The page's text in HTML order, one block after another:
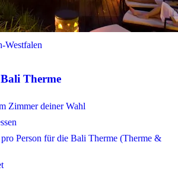
Westfalen
Therme
Zimmer deiner Wahl
pro Person für die Bali Therme (Therme &